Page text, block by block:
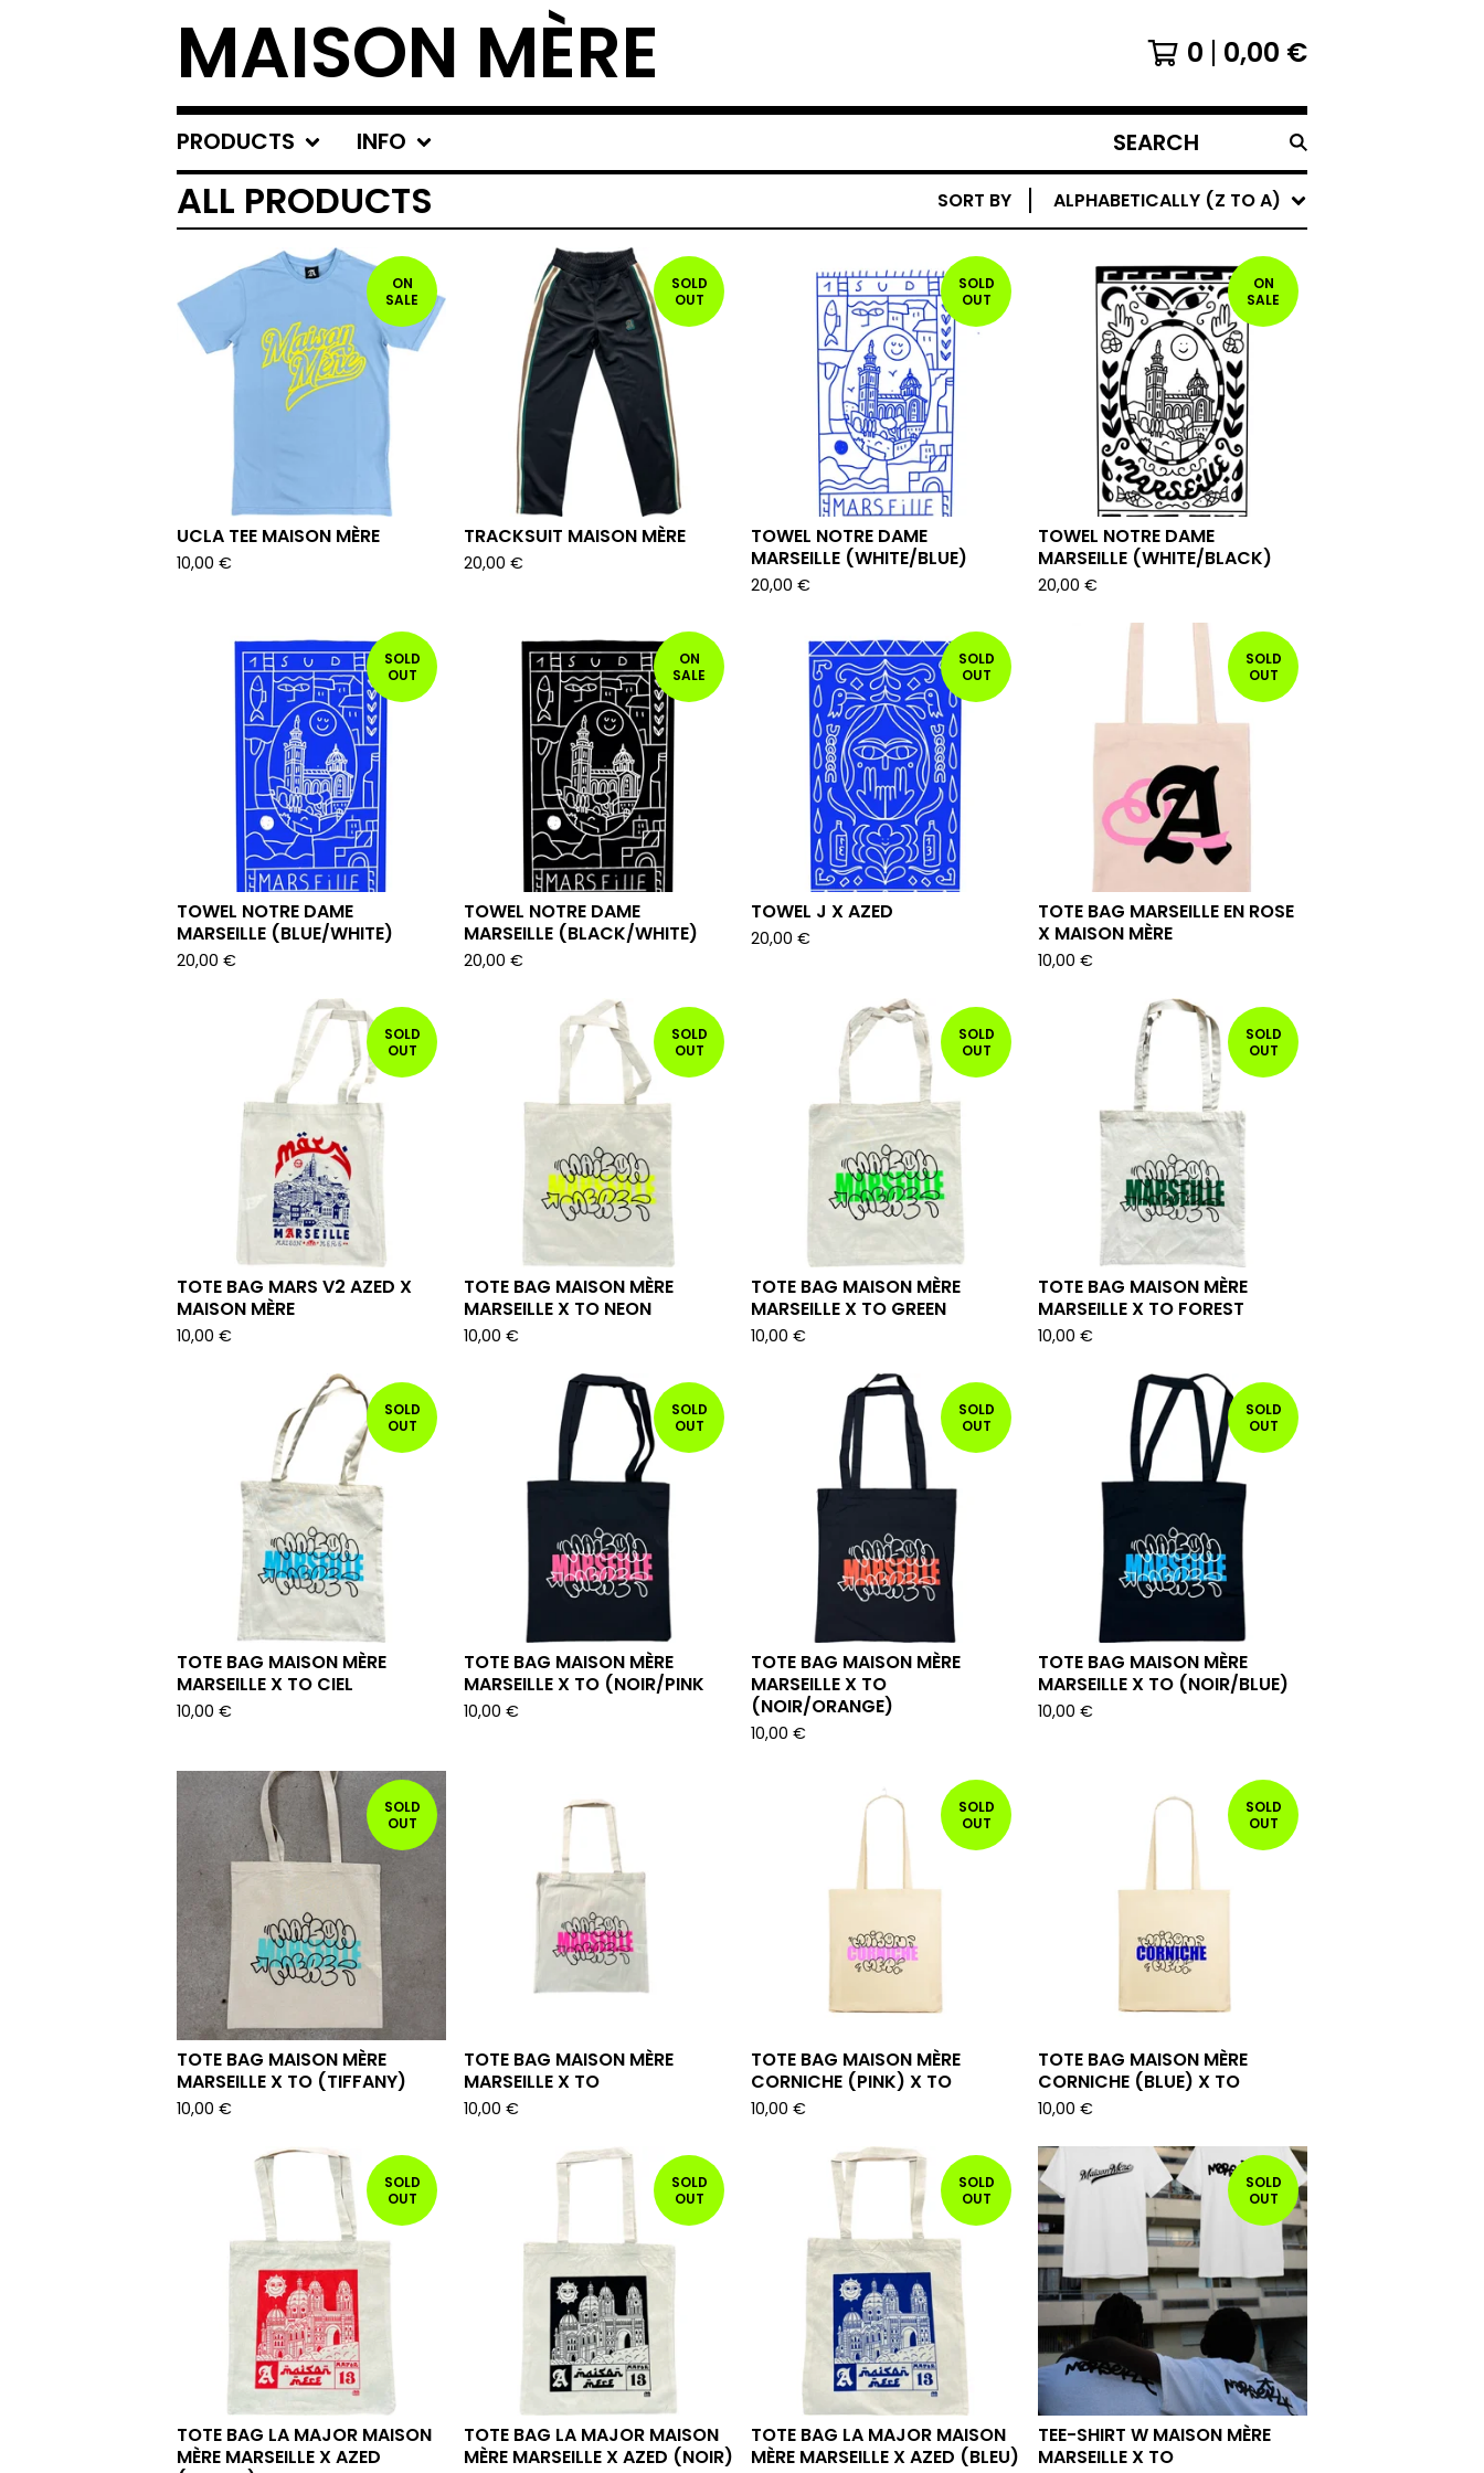
MAISON MÈRE 0 0,00 €
PRODUCTS INFO
SEARCH
PRODUCTS
ALL PRODUCTS SORT BY ALPHABETICALLY (Z TO A)
ON
SALE
UCLA TEE MAISON MÈRE
10,00 €
SOLD
OUT
TRACKSUIT MAISON MÈRE
20,00 €
SOLD
OUT
TOWEL NOTRE DAME
MARSEILLE (WHITE/BLUE)
20,00 €
ON
SALE
TOWEL NOTRE DAME
MARSEILLE (WHITE/BLACK)
20,00 €
SOLD
OUT
TOWEL NOTRE DAME
MARSEILLE (BLUE/WHITE)
20,00 €
ON
SALE
TOWEL NOTRE DAME
MARSEILLE (BLACK/WHITE)
20,00 €
SOLD
OUT
TOWEL J X AZED
20,00 €
SOLD
OUT
TOTE BAG MARSEILLE EN ROSE
X MAISON MÈRE
10,00 €
SOLD
OUT
TOTE BAG MARS V2 AZED X
MAISON MÈRE
10,00 €
SOLD
OUT
TOTE BAG MAISON MÈRE
MARSEILLE X TO NEON
10,00 €
SOLD
OUT
TOTE BAG MAISON MÈRE
MARSEILLE X TO GREEN
10,00 €
SOLD
OUT
TOTE BAG MAISON MÈRE
MARSEILLE X TO FOREST
10,00 €
SOLD
OUT
TOTE BAG MAISON MÈRE
MARSEILLE X TO CIEL
10,00 €
SOLD
OUT
TOTE BAG MAISON MÈRE
MARSEILLE X TO (NOIR/PINK
10,00 €
SOLD
OUT
TOTE BAG MAISON MÈRE
MARSEILLE X TO
(NOIR/ORANGE)
10,00 €
SOLD
OUT
TOTE BAG MAISON MÈRE
MARSEILLE X TO (NOIR/BLUE)
10,00 €
SOLD
OUT
TOTE BAG MAISON MÈRE
MARSEILLE X TO (TIFFANY)
10,00 €
TOTE BAG MAISON MÈRE
MARSEILLE X TO
10,00 €
SOLD
OUT
TOTE BAG MAISON MÈRE
CORNICHE (PINK) X TO
10,00 €
SOLD
OUT
TOTE BAG MAISON MÈRE
CORNICHE (BLUE) X TO
10,00 €
SOLD
OUT
TOTE BAG LA MAJOR MAISON
MÈRE MARSEILLE X AZED
SOLD
OUT
TOTE BAG LA MAJOR MAISON
MÈRE MARSEILLE X AZED (NOIR)
SOLD
OUT
TOTE BAG LA MAJOR MAISON
MÈRE MARSEILLE X AZED (BLEU)
SOLD
OUT
TEE-SHIRT W MAISON MÈRE
MARSEILLE X TO